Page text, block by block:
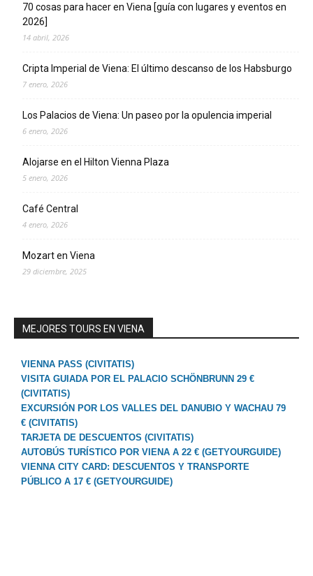
70 cosas para hacer en Viena [guía con lugares y eventos en
2026]
14 abril, 2026
Cripta Imperial de Viena: El último descanso de los Habsburgo
7 enero, 2026
Los Palacios de Viena: Un paseo por la opulencia imperial
6 enero, 2026
Alojarse en el Hilton Vienna Plaza
5 enero, 2026
Café Central
4 enero, 2026
Mozart en Viena
29 diciembre, 2025
MEJORES TOURS EN VIENA
VIENNA PASS (CIVITATIS)
VISITA GUIADA POR EL PALACIO SCHÖNBRUNN 29 €
(CIVITATIS)
EXCURSIÓN POR LOS VALLES DEL DANUBIO Y WACHAU 79
€ (CIVITATIS)
TARJETA DE DESCUENTOS (CIVITATIS)
AUTOBÚS TURÍSTICO POR VIENA A 22 € (GETYOURGUIDE)
VIENNA CITY CARD: DESCUENTOS Y TRANSPORTE
PÚBLICO A 17 € (GETYOURGUIDE)